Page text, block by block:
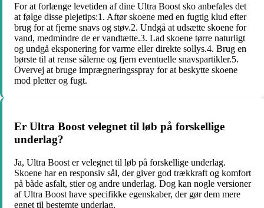
For at forlænge levetiden af dine Ultra Boost sko anbefales det
at følge disse plejetips:1. Aftør skoene med en fugtig klud efter
brug for at fjerne snavs og støv.2. Undgå at udsætte skoene for
vand, medmindre de er vandtætte.3. Lad skoene tørre naturligt
og undgå eksponering for varme eller direkte sollys.4. Brug en
børste til at rense sålerne og fjern eventuelle snavspartikler.5.
Overvej at bruge imprægneringsspray for at beskytte skoene
mod pletter og fugt.
Er Ultra Boost velegnet til løb på forskellige
underlag?
Ja, Ultra Boost er velegnet til løb på forskellige underlag.
Skoene har en responsiv sål, der giver god trækkraft og komfort
på både asfalt, stier og andre underlag. Dog kan nogle versioner
af Ultra Boost have specifikke egenskaber, der gør dem mere
egnet til bestemte underlag.